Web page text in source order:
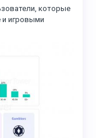
которые
и игровыми